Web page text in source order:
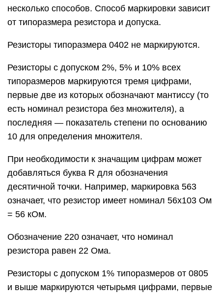
несколько способов. Способ маркировки зависит
от типоразмера резистора и допуска.
Резисторы типоразмера 0402 не маркируются.
Резисторы с допуском 2%, 5% и 10% всех
типоразмеров маркируются тремя цифрами,
первые две из которых обозначают мантиссу (то
есть номинал резистора без множителя), а
последняя — показатель степени по основанию
10 для определения множителя.
При необходимости к значащим цифрам может
добавляться буква R для обозначения
десятичной точки. Например, маркировка 563
означает, что резистор имеет номинал 56х103 Ом
= 56 кОм.
Обозначение 220 означает, что номинал
резистора равен 22 Ома.
Резисторы с допуском 1% типоразмеров от 0805
и выше маркируются четырьмя цифрами, первые